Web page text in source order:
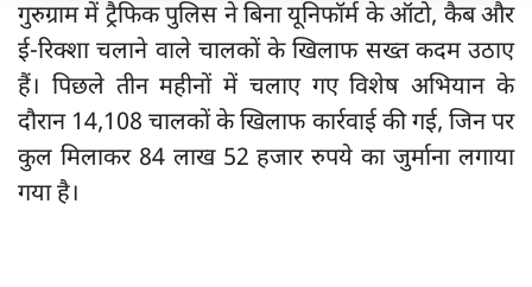
गुरुग्राम में ट्रैफिक पुलिस ने बिना यूनिफॉर्म के ऑटो, कैब और
ई-रिक्शा चलाने वाले चालकों के खिलाफ सख्त कदम उठाए
हैं। पिछले तीन महीनों में चलाए गए विशेष अभियान के
दौरान 14,108 चालकों के खिलाफ कार्रवाई की गई, जिन पर
कुल मिलाकर 84 लाख 52 हजार रुपये का जुर्माना लगाया
गया है।